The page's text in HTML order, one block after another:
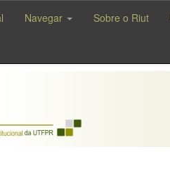
Navegar Sobre o Riut